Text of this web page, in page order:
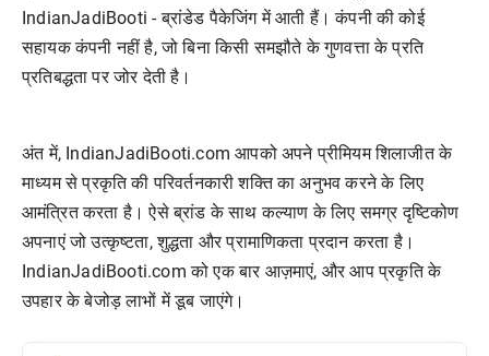
IndianJadiBooti - ब्रांडेड पैकेजिंग में आती हैं। कंपनी की कोई
सहायक कंपनी नहीं है, जो बिना किसी समझौते के गुणवत्ता के प्रति
प्रतिबद्धता पर जोर देती है।
अंत में, IndianJadiBooti.com आपको अपने प्रीमियम शिलाजीत के
माध्यम से प्रकृति की परिवर्तनकारी शक्ति का अनुभव करने के लिए
आमंत्रित करता है। ऐसे ब्रांड के साथ कल्याण के लिए समग्र दृष्टिकोण
अपनाएं जो उत्कृष्टता, शुद्धता और प्रामाणिकता प्रदान करता है।
IndianJadiBooti.com को एक बार आज़माएं, और आप प्रकृति के
उपहार के बेजोड़ लाभों में डूब जाएंगे।